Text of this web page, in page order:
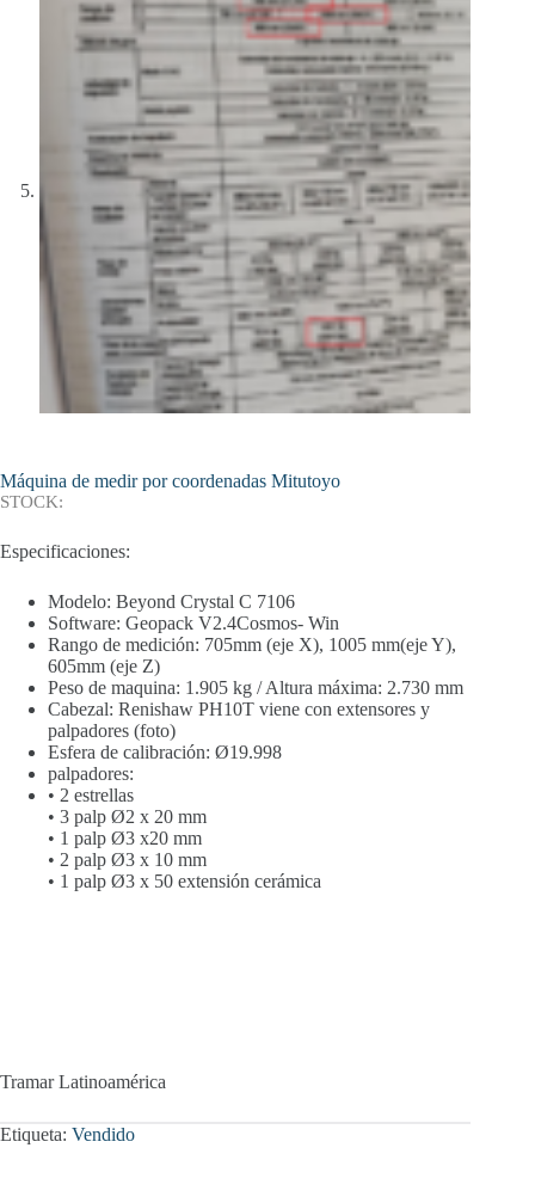
Máquina de medir por coordenadas Mitutoyo
STOCK:
Especificaciones:
Modelo: Beyond Crystal C 7106
Software: Geopack V2.4Cosmos- Win
Rango de medición: 705mm (eje X), 1005 mm(eje Y),
605mm (eje Z)
Peso de maquina: 1.905 kg / Altura máxima: 2.730 mm
Cabezal: Renishaw PH10T viene con extensores y
palpadores (foto)
Esfera de calibración: Ø19.998
palpadores:
• 2 estrellas
• 3 palp Ø2 x 20 mm
• 1 palp Ø3 x20 mm
• 2 palp Ø3 x 10 mm
• 1 palp Ø3 x 50 extensión cerámica
Tramar Latinoamérica
Etiqueta: Vendido